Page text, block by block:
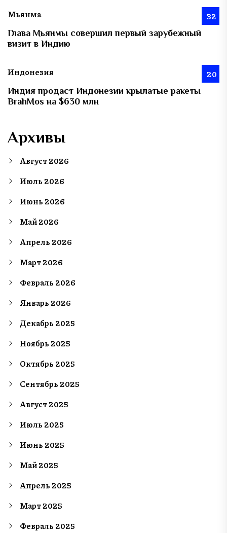
Мьянма 32
Глава Мьянмы совершил первый зарубежный
визит в Индию
Индонезия 20
Индия продаст Индонезии крылатые ракеты
BrahMos на $630 млн
Архивы
Август 2026
Июль 2026
Июнь 2026
Май 2026
Апрель 2026
Март 2026
Февраль 2026
Январь 2026
Декабрь 2025
Ноябрь 2025
Октябрь 2025
Сентябрь 2025
Август 2025
Июль 2025
Июнь 2025
Май 2025
Апрель 2025
Март 2025
Февраль 2025